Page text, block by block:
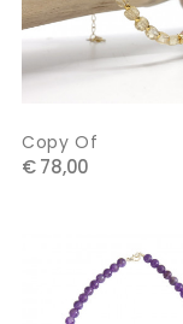
Copy Of
€ 78,00